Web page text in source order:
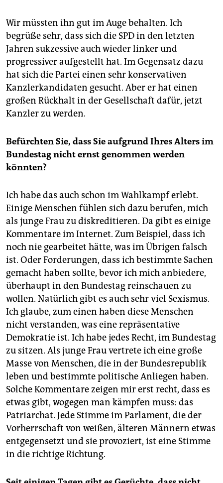
Wir müssten ihn gut im Auge behalten. Ich
begrüße sehr, dass sich die SPD in den letzten
Jahren sukzessive auch wieder linker und
progressiver aufgestellt hat. Im Gegensatz dazu
hat sich die Partei einen sehr konservativen
Kanzlerkandidaten gesucht. Aber er hat einen
großen Rückhalt in der Gesellschaft dafür, jetzt
Kanzler zu werden.
Befürchten Sie, dass Sie aufgrund Ihres Alters im
Bundestag nicht ernst genommen werden
könnten?
Ich habe das auch schon im Wahlkampf erlebt.
Einige Menschen fühlen sich dazu berufen, mich
als junge Frau zu diskreditieren. Da gibt es einige
Kommentare im Internet. Zum Beispiel, dass ich
noch nie gearbeitet hätte, was im Übrigen falsch
ist. Oder Forderungen, dass ich bestimmte Sachen
gemacht haben sollte, bevor ich mich anbiedere,
überhaupt in den Bundestag reinschauen zu
wollen. Natürlich gibt es auch sehr viel Sexismus.
Ich glaube, zum einen haben diese Menschen
nicht verstanden, was eine repräsentative
Demokratie ist. Ich habe jedes Recht, im Bundestag
zu sitzen. Als junge Frau vertrete ich eine große
Masse von Menschen, die in der Bundesrepublik
leben und bestimmte politische Anliegen haben.
Solche Kommentare zeigen mir erst recht, dass es
etwas gibt, wogegen man kämpfen muss: das
Patriarchat. Jede Stimme im Parlament, die der
Vorherrschaft von weißen, älteren Männern etwas
entgegensetzt und sie provoziert, ist eine Stimme
in die richtige Richtung.